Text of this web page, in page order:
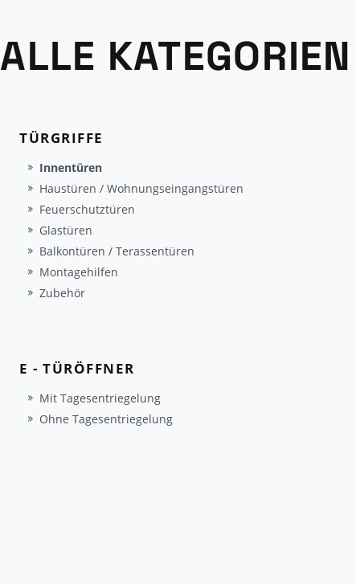
ALLE KATEGORIEN
TÜRGRIFFE
Innentüren
Haustüren / Wohnungseingangstüren
Feuerschutztüren
Glastüren
Balkontüren / Terassentüren
Montagehilfen
Zubehör
E - TÜRÖFFNER
Mit Tagesentriegelung
Ohne Tagesentriegelung